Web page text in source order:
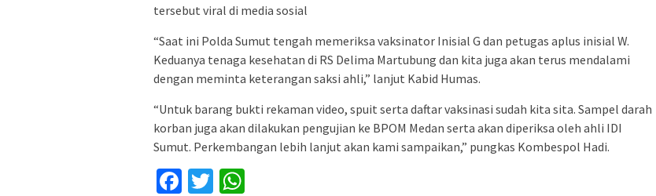
tersebut viral di media sosial
“Saat ini Polda Sumut tengah memeriksa vaksinator Inisial G dan petugas aplus inisial W.
Keduanya tenaga kesehatan di RS Delima Martubung dan kita juga akan terus mendalami
dengan meminta keterangan saksi ahli,” lanjut Kabid Humas.
“Untuk barang bukti rekaman video, spuit serta daftar vaksinasi sudah kita sita. Sampel darah
korban juga akan dilakukan pengujian ke BPOM Medan serta akan diperiksa oleh ahli IDI
Sumut. Perkembangan lebih lanjut akan kami sampaikan,” pungkas Kombespol Hadi.
Facebook
Twitter